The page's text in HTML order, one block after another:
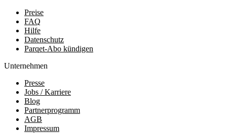
Preise
FAQ
Hilfe
Datenschutz
Parqet-Abo kündigen
Unternehmen
Presse
Jobs / Karriere
Blog
Partnerprogramm
AGB
Impressum